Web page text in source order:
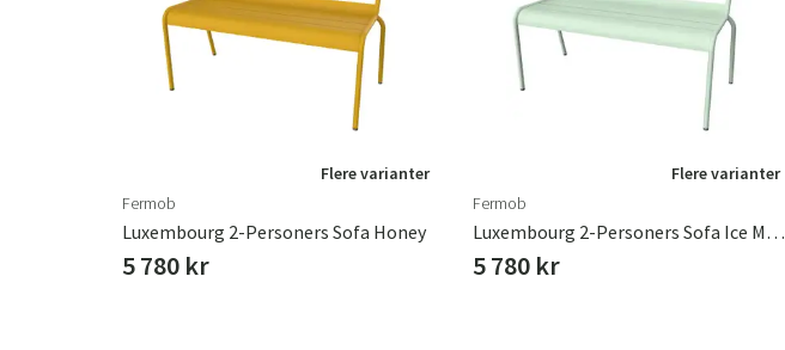
Flere varianter
Fermob
Luxembourg 2-Personers Sofa Honey
5 780 kr
Flere varianter
Fermob
Luxembourg 2-Personers Sofa Ice Mint
5 780 kr